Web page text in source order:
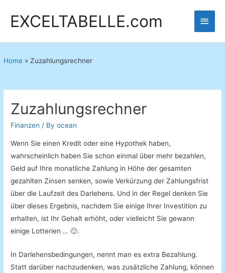
EXCELTABELLE.com
Main
Home »Zuzahlungsrechner
Zuzahlungsrechner
Finanzen / Byocean
Wenn Sie einen Kredit oder eine Hypothek haben,
wahrscheinlich haben Sie schon einmal über mehr bezahlen,
Geld auf Ihre monatliche Zahlung in Höhe der gesamten
gezahlten Zinsen senken, sowie Verkürzung der Zahlungsfrist
über die Laufzeit des Darlehens. Und in der Regel denken Sie
über dieses Ergebnis, nachdem Sie einige Ihrer Investition zu
erhalten, ist Ihr Gehalt erhöht, oder vielleicht Sie gewann
einige Lotterien … 🙂.
In Darlehensbedingungen, nennt man es extra Bezahlung.
Statt darüber nachzudenken, was zusätzliche Zahlung, können